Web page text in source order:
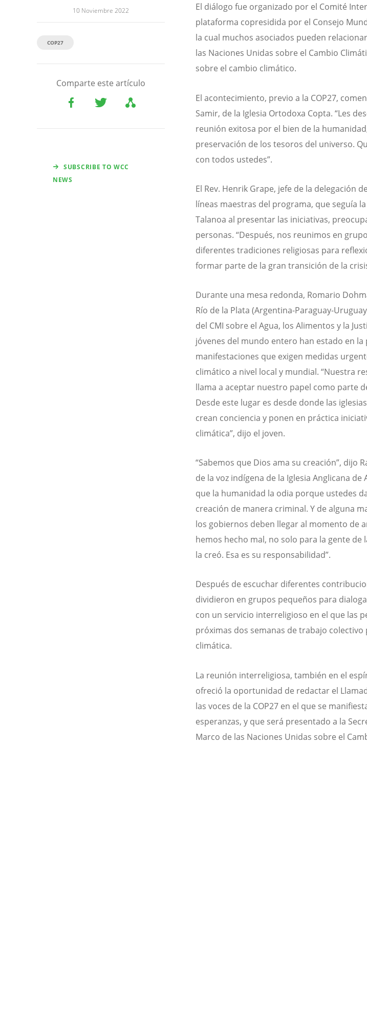
10 Noviembre 2022
COP27
Comparte este artículo
SUBSCRIBE TO WCC
NEWS
El diálogo fue organizado por el Comité
plataforma copresidida por el Consejo
la cual muchos asociados pueden
las Naciones Unidas sobre el Cambio
sobre el cambio climático.
El acontecimiento, previo a la COP27,
Samir, de la Iglesia Ortodoxa Copta. “Les
reunión exitosa por el bien de la
preservación de los tesoros del universo.
con todos ustedes”.
El Rev. Henrik Grape, jefe de la delegación
líneas maestras del programa, que seguía
Talanoa al presentar las iniciativas,
personas. “Después, nos reunimos en
diferentes tradiciones religiosas para
formar parte de la gran transición de la
Durante una mesa redonda, Romario
Río de la Plata (Argentina-Paraguay-
del CMI sobre el Agua, los Alimentos y la
jóvenes del mundo entero han estado en la
manifestaciones que exigen medidas
climático a nivel local y mundial. “Nuestra
llama a aceptar nuestro papel como parte
Desde este lugar es desde donde las
crean conciencia y ponen en práctica
climática”, dijo el joven.
“Sabemos que Dios ama su creación”, dijo
de la voz indígena de la Iglesia Anglicana de
que la humanidad la odia porque ustedes
creación de manera criminal. Y de alguna
los gobiernos deben llegar al momento de
hemos hecho mal, no solo para la gente
la creó. Esa es su responsabilidad”.
Después de escuchar diferentes
dividieron en grupos pequeños para
con un servicio interreligioso en el que las
próximas dos semanas de trabajo
climática.
La reunión interreligiosa, también en el
ofreció la oportunidad de redactar el
las voces de la COP27 en el que se
esperanzas, y que será presentado a la
Marco de las Naciones Unidas sobre el